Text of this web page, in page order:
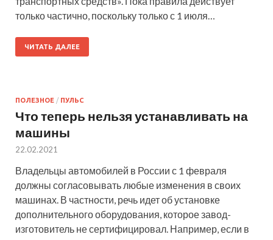
только частично, поскольку только с 1 июля…
ЧИТАТЬ ДАЛЕЕ
ПОЛЕЗНОЕ / ПУЛЬС
Что теперь нельзя устанавливать на
машины
22.02.2021
Владельцы автомобилей в России с 1 февраля
должны согласовывать любые изменения в своих
машинах. В частности, речь идет об установке
дополнительного оборудования, которое завод-
изготовитель не сертифицировал. Например, если в